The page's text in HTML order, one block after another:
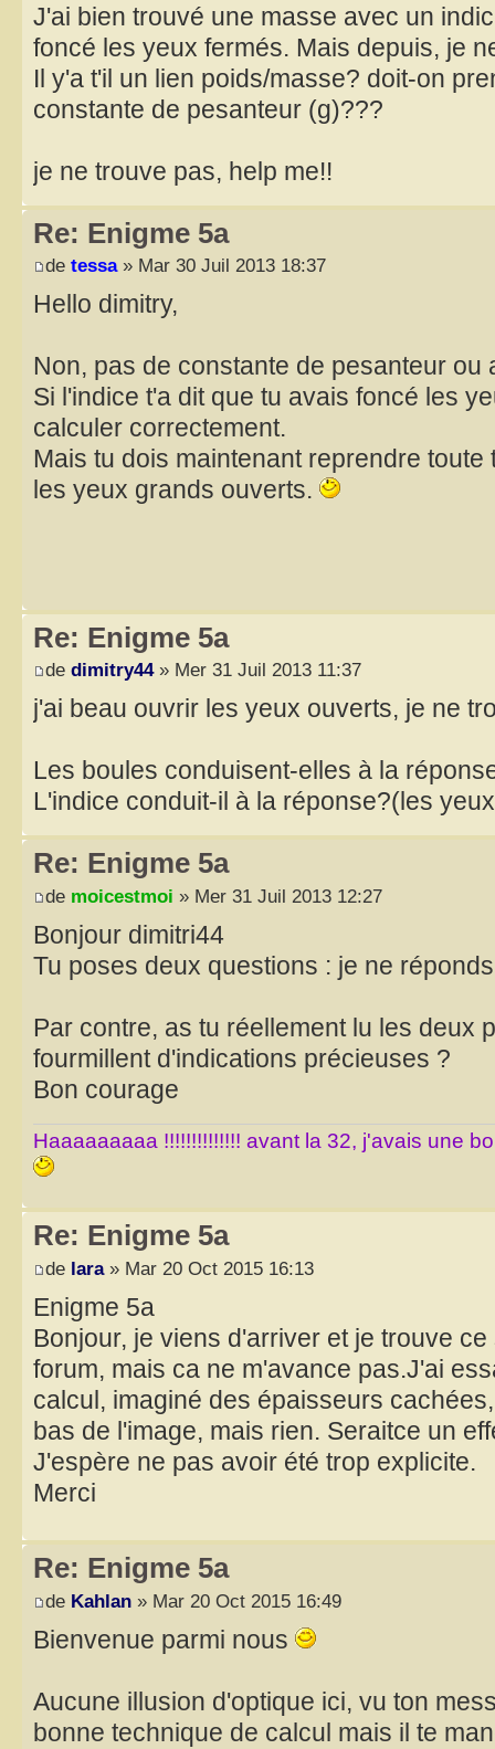
J'ai bien trouvé une masse avec un
foncé les yeux fermés. Mais depuis, je
Il y'a t'il un lien poids/masse? doit-on
constante de pesanteur (g)???
je ne trouve pas, help me!!
Re: Enigme 5a
de tessa» Mar 30 Juil 2013 18:37
Hello dimitry,
Non, pas de constante de pesanteur ou
Si l'indice t'a dit que tu avais foncé les
calculer correctement.
Mais tu dois maintenant reprendre
les yeux grands ouverts.
Re: Enigme 5a
de dimitry44» Mer 31 Juil 2013 11:37
j'ai beau ouvrir les yeux ouverts, je ne
Les boules conduisent-elles à la
L'indice conduit-il à la réponse?(les
Re: Enigme 5a
de moicestmoi » Mer 31 Juil 2013 12:27
Bonjour dimitri44
Tu poses deux questions : je ne
Par contre, as tu réellement lu les deux
fourmillent d'indications précieuses ?
Bon courage
Haaaaaaaaa !!!!!!!!!!!!!! avant la 32, j'avais une
Re: Enigme 5a
de lara» Mar 20 Oct 2015 16:13
Enigme 5a
Bonjour, je viens d'arriver et je trouve
forum, mais ca ne m'avance pas.J'ai
calcul, imaginé des épaisseurs
bas de l'image, mais rien. Seraitce un
J'espère ne pas avoir été trop explicite.
Merci
Re: Enigme 5a
de Kahlan » Mar 20 Oct 2015 16:49
Bienvenue parmi nous
Aucune illusion d'optique ici, vu ton
bonne technique de calcul mais il te